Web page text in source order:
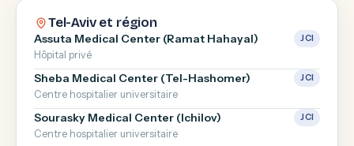
Tel-Aviv et région
Assuta Medical Center (Ramat Hahayal) JCI
Hôpital privé
Sheba Medical Center (Tel-Hashomer) JCI
Centre hospitalier universitaire
Sourasky Medical Center (Ichilov) JCI
Centre hospitalier universitaire